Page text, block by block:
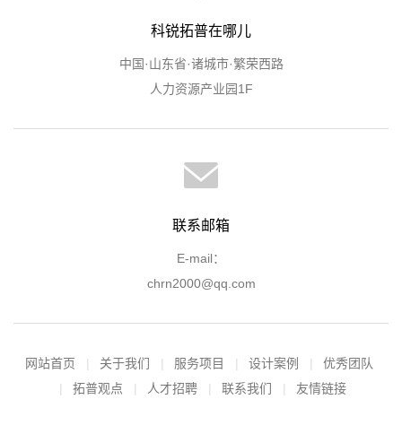
科锐拓普在哪儿
中国·山东省·诸城市·繁荣西路
人力资源产业园1F
联系邮箱
E-mail：
chrn2000@qq.com
网站首页 关于我们 服务项目 设计案例
优秀团队
拓普观点
人才招聘 联系我们 友情链接